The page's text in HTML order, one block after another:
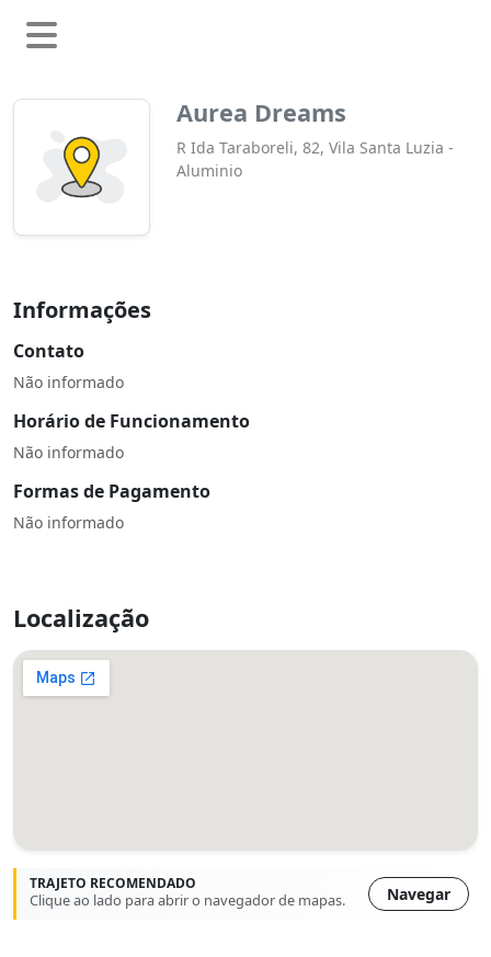
Aurea Dreams
R Ida Taraboreli, 82, Vila Santa Luzia -
Aluminio
Informações
Contato
Não informado
Horário de Funcionamento
Não informado
Formas de Pagamento
Não informado
Localização
TRAJETO RECOMENDADO
Clique ao lado para abrir o navegador de mapas. Navegar